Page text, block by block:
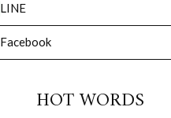
LINE
Facebook
HOT WORDS